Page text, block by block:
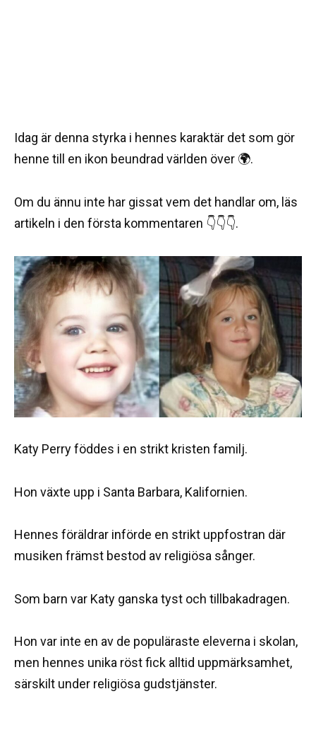
Idag är denna styrka i hennes karaktär det som gör
henne till en ikon beundrad världen över 🌍.
Om du ännu inte har gissat vem det handlar om, läs
artikeln i den första kommentaren 👇👇👇.
Katy Perry föddes i en strikt kristen familj.
Hon växte upp i Santa Barbara, Kalifornien.
Hennes föräldrar införde en strikt uppfostran där
musiken främst bestod av religiösa sånger.
Som barn var Katy ganska tyst och tillbakadragen.
Hon var inte en av de populäraste eleverna i skolan,
men hennes unika röst fick alltid uppmärksamhet,
särskilt under religiösa gudstjänster.